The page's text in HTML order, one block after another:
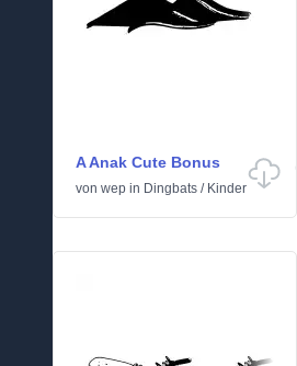
A Anak Cute Bonus
von wep in Dingbats / Kinder